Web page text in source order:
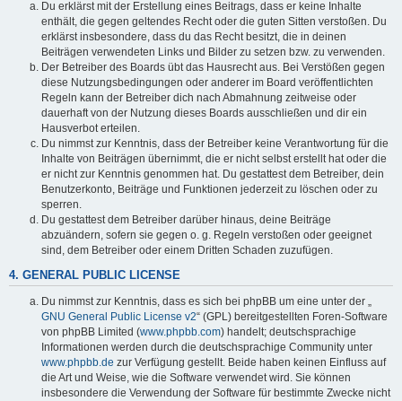
Du erklärst mit der Erstellung eines Beitrags, dass er keine Inhalte
enthält, die gegen geltendes Recht oder die guten Sitten verstoßen. Du
erklärst insbesondere, dass du das Recht besitzt, die in deinen
Beiträgen verwendeten Links und Bilder zu setzen bzw. zu verwenden.
Der Betreiber des Boards übt das Hausrecht aus. Bei Verstößen gegen
diese Nutzungsbedingungen oder anderer im Board veröffentlichten
Regeln kann der Betreiber dich nach Abmahnung zeitweise oder
dauerhaft von der Nutzung dieses Boards ausschließen und dir ein
Hausverbot erteilen.
Du nimmst zur Kenntnis, dass der Betreiber keine Verantwortung für die
Inhalte von Beiträgen übernimmt, die er nicht selbst erstellt hat oder die
er nicht zur Kenntnis genommen hat. Du gestattest dem Betreiber, dein
Benutzerkonto, Beiträge und Funktionen jederzeit zu löschen oder zu
sperren.
Du gestattest dem Betreiber darüber hinaus, deine Beiträge
abzuändern, sofern sie gegen o. g. Regeln verstoßen oder geeignet
sind, dem Betreiber oder einem Dritten Schaden zuzufügen.
4. GENERAL PUBLIC LICENSE
Du nimmst zur Kenntnis, dass es sich bei phpBB um eine unter der „
GNU General Public License v2“ (GPL) bereitgestellten Foren-Software
von phpBB Limited (www.phpbb.com) handelt; deutschsprachige
Informationen werden durch die deutschsprachige Community unter
www.phpbb.de zur Verfügung gestellt. Beide haben keinen Einfluss auf
die Art und Weise, wie die Software verwendet wird. Sie können
insbesondere die Verwendung der Software für bestimmte Zwecke nicht